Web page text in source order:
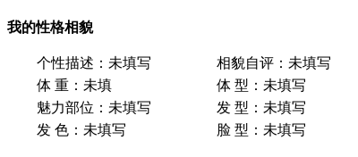
我的性格相貌
个性描述： 未填写 相貌自评： 未填写
体 重： 未填 体 型： 未填写
魅力部位： 未填写 发 型： 未填写
发 色： 未填写 脸 型： 未填写